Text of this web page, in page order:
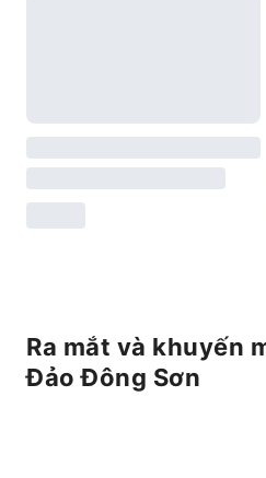
Ra mắt và khuyến
Đảo Đông Sơn